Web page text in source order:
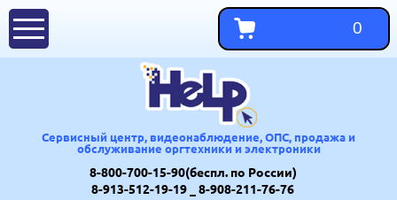
Сервисный центр, видеонаблюдение, ОПС, продажа и
обслуживание оргтехники и электроники
8-800-700-15-90(беспл. по России)
8-913-512-19-19
_ 8-908-211-76-76
0